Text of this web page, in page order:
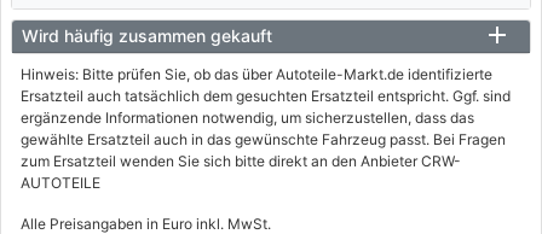
Wird häufig zusammen gekauft
Hinweis: Bitte prüfen Sie, ob das über Autoteile-Markt.de identifizierte
Ersatzteil auch tatsächlich dem gesuchten Ersatzteil entspricht. Ggf. sind
ergänzende Informationen notwendig, um sicherzustellen, dass das
gewählte Ersatzteil auch in das gewünschte Fahrzeug passt. Bei Fragen
zum Ersatzteil wenden Sie sich bitte direkt an den Anbieter CRW-
AUTOTEILE
Alle Preisangaben in Euro inkl. MwSt.